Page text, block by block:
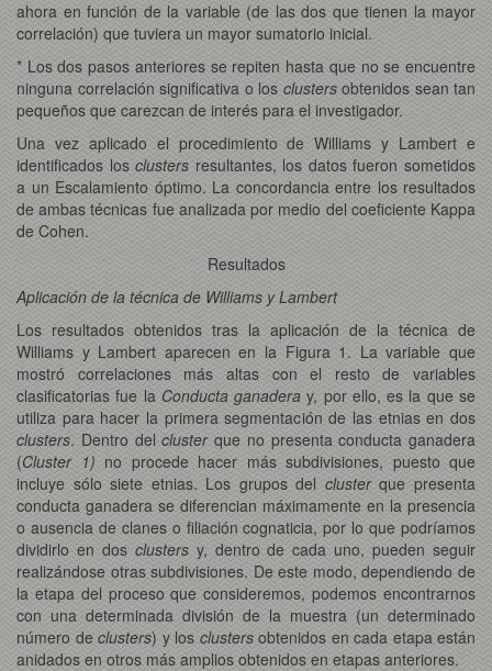
ahora en función de la variable (de las dos que tienen la mayor
correlación) que tuviera un mayor sumatorio inicial.
* Los dos pasos anteriores se repiten hasta que no se encuentre
ninguna correlación significativa o los clustersobtenidos sean tan
pequeños que carezcan de interés para el investigador.
Una vez aplicado el procedimiento de Williams y Lambert e
identificados losclusters resultantes, los datos fueron sometidos
a un Escalamiento óptimo. La concordancia entre los resultados
de ambas técnicas fue analizada por medio del coeficiente Kappa
de Cohen.
Resultados
Aplicación de la técnica de Williams y Lambert
Los resultados obtenidos tras la aplicación de la técnica de
Williams y Lambert aparecen en la Figura 1. La variable que
mostró correlaciones más altas con el resto de variables
clasificatorias fue la Conducta ganadera y, por ello, es la que se
utiliza para hacer la primera segmentación de las etnias en dos
clusters. Dentro delclusterque no presenta conducta ganadera
(Cluster 1) no procede hacer más subdivisiones, puesto que
incluye sólo siete etnias. Los grupos del clusterque presenta
conducta ganadera se diferencian máximamente en la presencia
o ausencia de clanes o filiación cognaticia, por lo que podríamos
dividirlo en dos clustersy, dentro de cada uno, pueden seguir
realizándose otras subdivisiones. De este modo, dependiendo de
la etapa del proceso que consideremos, podemos encontrarnos
con una determinada división de la muestra (un determinado
número de clusters) y los clustersobtenidos en cada etapa están
anidados en otros más amplios obtenidos en etapas anteriores.